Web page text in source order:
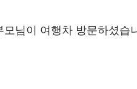
님이 여행차 방문하셨습